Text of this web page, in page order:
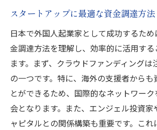
スタートアップに最適な資金調達方法
日本で外国人起業家として成功するた
金調達方法を理解し、効率的に活用す
ます。まず、クラウドファンディングは
の一つです。特に、海外の支援者からも
とができるため、国際的なネットワー
会となります。また、エンジェル投資家
ャピタルとの関係構築も重要です。これ